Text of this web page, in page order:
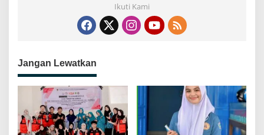
Ikuti Kami
Jangan Lewatkan